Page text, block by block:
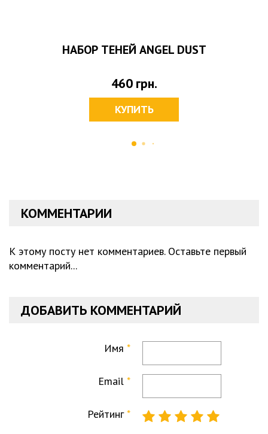
НАБОР ТЕНЕЙ ANGEL DUST
460 грн.
КУПИТЬ
КОММЕНТАРИИ
К этому посту нет комментариев. Оставьте первый
комментарий...
ДОБАВИТЬ КОММЕНТАРИЙ
Имя
Email
Рейтинг